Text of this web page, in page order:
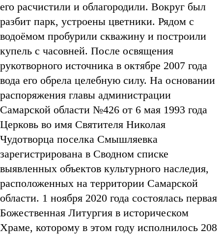
его расчистили и облагородили. Вокруг был
разбит парк, устроены цветники. Рядом с
водоёмом пробурили скважину и построили
купель с часовней. После освящения
рукотворного источника в октябре 2007 года
вода его обрела целебную силу. На основании
распоряжения главы администрации
Самарской области №426 от 6 мая 1993 года
Церковь во имя Святителя Николая
Чудотворца поселка Смышляевка
зарегистрирована в Сводном списке
выявленных объектов культурного наследия,
расположенных на территории Самарской
области. 1 ноября 2020 года состоялась первая
Божественная Литургия в историческом
Храме, которому в этом году исполнилось 208